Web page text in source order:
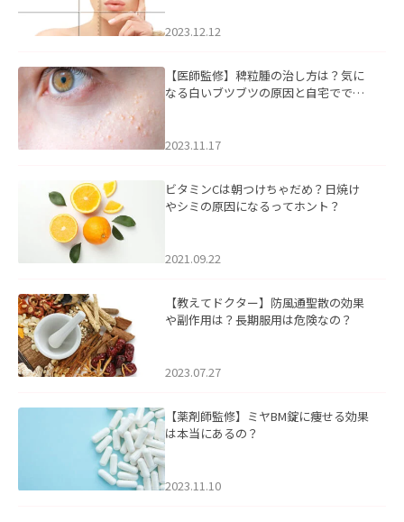
2023.12.12
【医師監修】稗粒腫の治し方は？気に
なる白いブツブツの原因と自宅ででき
2023.11.17
ビタミンCは朝つけちゃだめ？日焼け
やシミの原因になるってホント？
2021.09.22
【教えてドクター】防風通聖散の効果
や副作用は？長期服用は危険なの？
2023.07.27
【薬剤師監修】ミヤBM錠に痩せる効果
は本当にあるの？
2023.11.10